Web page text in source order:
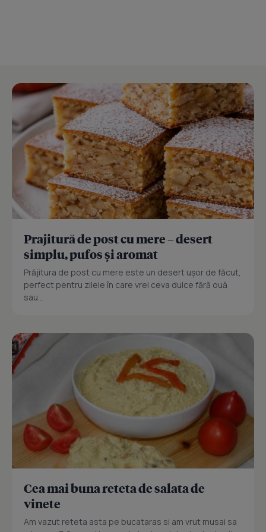
Prajitură de post cu mere – desert
simplu, pufos și aromat
Prăjitura de post cu mere este un desert ușor de făcut,
perfect pentru zilele în care vrei ceva dulce fără ouă
sau...
Cea mai buna reteta de salata de
vinete
Am vazut reteta asta pe bucataras si am vrut musai sa